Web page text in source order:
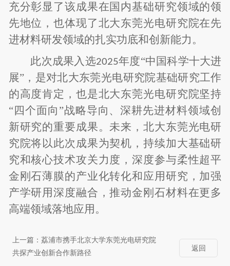
充分彰显了该成果在国内基础研究领域的领
先地位，也体现了北大东莞光电研究院在先
进材料研发领域的扎实功底和创新能力。
此次成果入选2025年度“中国科学十大进
展”，是对北大东莞光电研究院基础研究工作
的高度肯定，也是北大东莞光电研究院坚持
“四个面向”战略导向、深耕先进材料领域创
新研究的重要成果。未来，北大东莞光电研
究院将以此次成果为契机，持续加大基础研
究和核心技术攻关力度，深度参与柔性超平
金刚石薄膜的产业化转化和应用研究，加强
产学研用深度融合，推动金刚石材料在更多
高端领域落地应用。
上一篇： 荔浦市携手北京大学东莞光电研究院
共探产业创新合作新路径
返回